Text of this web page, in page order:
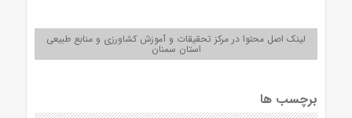
لینک اصل محتوا در مرکز تحقیقات و آموزش کشاورزی و منابع طبیعی
استان سمنان
برچسب ها